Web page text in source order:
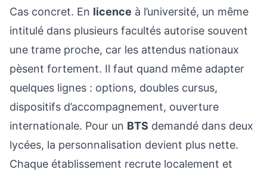
Cas concret. En licence à l’université, un même
intitulé dans plusieurs facultés autorise souvent
une trame proche, car les attendus nationaux
pèsent fortement. Il faut quand même adapter
quelques lignes : options, doubles cursus,
dispositifs d’accompagnement, ouverture
internationale. Pour un BTS demandé dans deux
lycées, la personnalisation devient plus nette.
Chaque établissement recrute localement et